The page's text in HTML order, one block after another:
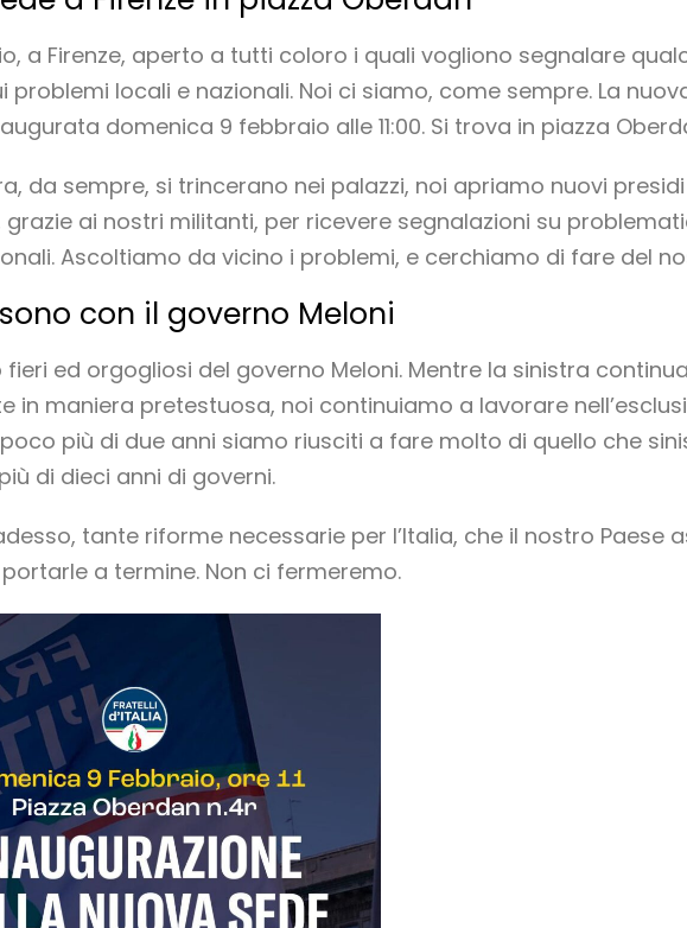
a Firenze, aperto a tutti coloro i quali vogliono segnalare
problemi locali e nazionali. Noi ci siamo, come sempre. La
domenica 9 febbraio alle 11:00. Si trova in piazza
da sempre, si trincerano nei palazzi, noi apriamo nuovi
ai nostri militanti, per ricevere segnalazioni su
Ascoltiamo da vicino i problemi, e cerchiamo di fare del
con il governo Meloni
fieri ed orgogliosi del governo Meloni. Mentre la sinistra
in maniera pretestuosa, noi continuiamo a lavorare
più di due anni siamo riusciti a fare molto di quello che
di dieci anni di governi.
tante riforme necessarie per l’Italia, che il nostro Paese
a termine. Non ci fermeremo.